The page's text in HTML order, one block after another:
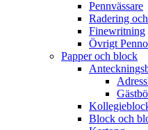
Pennvässare
Radering
Finewritning
Övrigt
Papper och block
Block och